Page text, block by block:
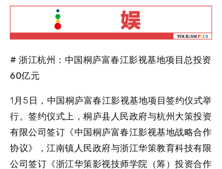
# 浙江杭州：中国桐庐富春江影视基地项目总投资
60亿元
1月5日，中国桐庐富春江影视基地项目签约仪式举
行。签约仪式上，桐庐县人民政府与杭州大策投资
有限公司签订《中国桐庐富春江影视基地战略合作
协议》，江南镇人民政府与浙江华策教育科技有限
公司签订《浙江华策影视技师学院（筹）投资合作